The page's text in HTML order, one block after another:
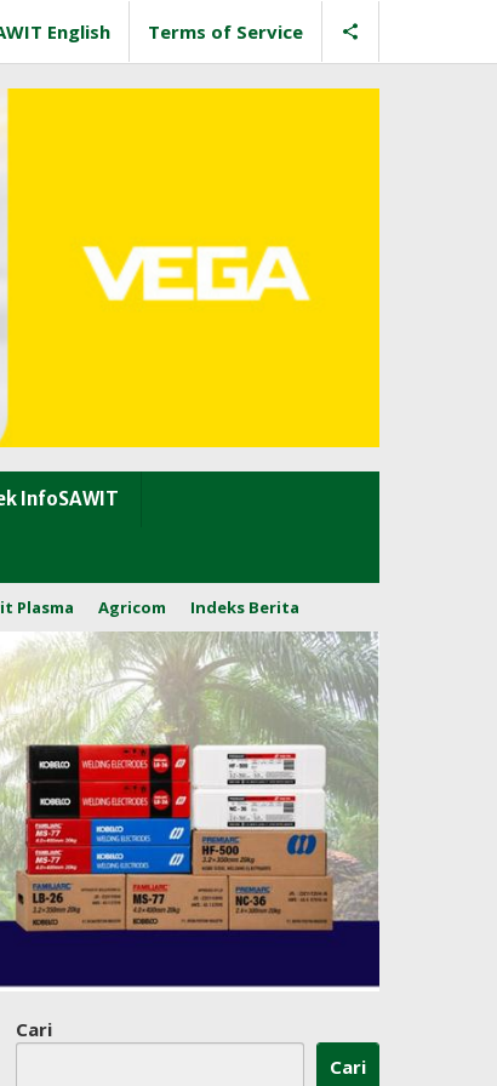
English Terms of Service
InfoSAWIT
Plasma Agricom Indeks Berita
Cari
Cari